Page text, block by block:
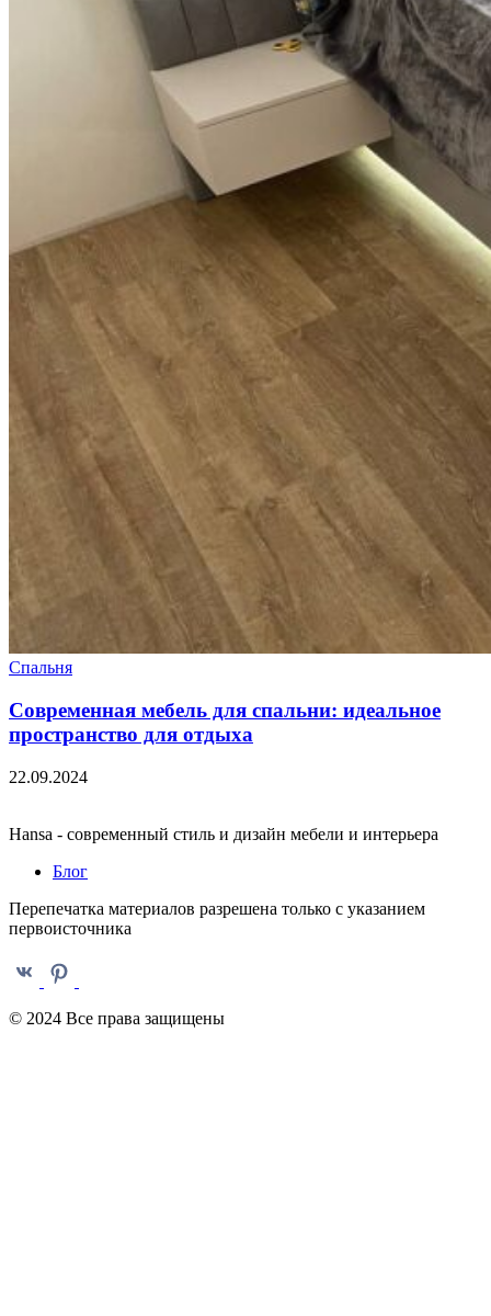
Спальня
Современная мебель для спальни: идеальное
пространство для отдыха
22.09.2024
Hansa - современный стиль и дизайн мебели и интерьера
Блог
Перепечатка материалов разрешена только с указанием
первоисточника
© 2024 Все права защищены